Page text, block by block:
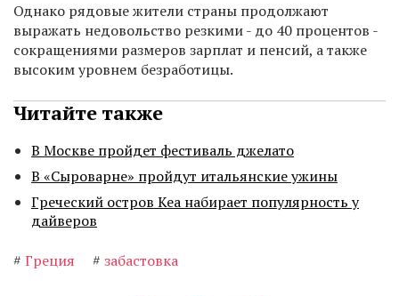
Однако рядовые жители страны продолжают
выражать недовольство резкими - до 40 процентов -
сокращениями размеров зарплат и пенсий, а также
высоким уровнем безработицы.
Читайте также
В Москве пройдет фестиваль джелато
В «Сыроварне» пройдут итальянские ужины
Греческий остров Кеа набирает популярность у
дайверов
# Греция # забастовка